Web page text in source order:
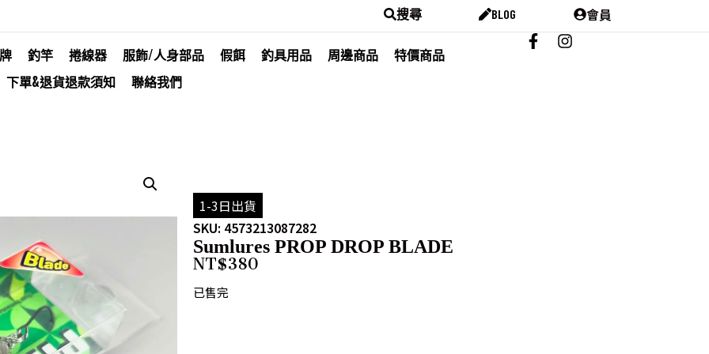
搜尋 BLOG 會員
釣竿 捲線器 服飾/人身部品 假餌 釣具用品 周邊商品
特價商品
下單&退貨退款須知
聯絡我們
1-3日出貨
SKU: 4573213087282
Sumlures PROP DROP BLADE
NT$380
已售完